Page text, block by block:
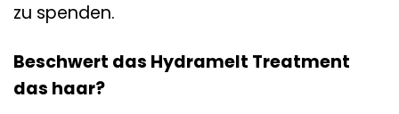
zu spenden.
Beschwert das Hydramelt Treatment
das haar?